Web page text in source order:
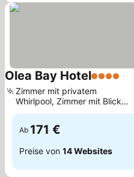
Olea Bay Hotel4 Sterne
Zimmer mit privatem
Whirlpool, Zimmer mit Blick
auf die Ägäis
Ab 171 €
Preise von 14 Websites